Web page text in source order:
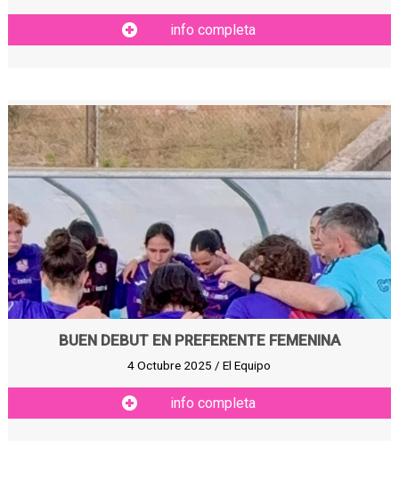
info completa
BUEN DEBUT EN PREFERENTE FEMENINA
4 Octubre 2025 / El Equipo
info completa